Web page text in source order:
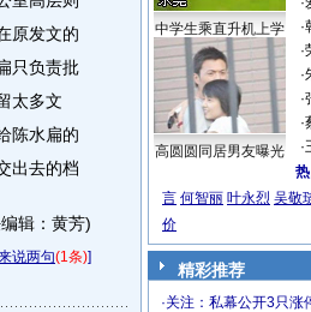
原发文的
只负责批
太多文
陈水扁的
出去的档
辑：黄芳)
说两句(1条)]
中学生乘直升机上学
高圆圆同居男友曝光
·
·
·
·
·
·
言 何智丽 叶永烈 吴敬
价
精彩推荐
·关注：私幕公开3只涨